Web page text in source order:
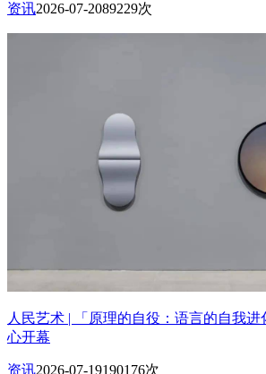
资讯2026-07-2089229次
人民艺术 | 「原理的自役：语言的自我
心开幕
资讯2026-07-19190176次